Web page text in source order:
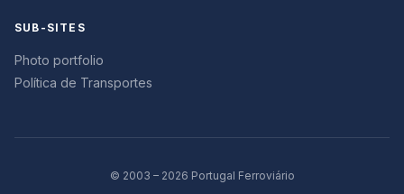
SUB-SITES
Photo portfolio
Política de Transportes
© 2003 – 2026 Portugal Ferroviário